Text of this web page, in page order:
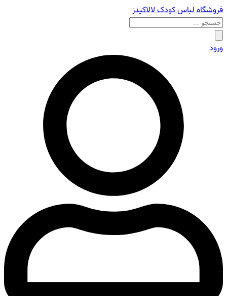
فروشگاه لباس کودک لالاکیدز
ورود